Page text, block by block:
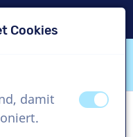
Cookies
damit
aus
an